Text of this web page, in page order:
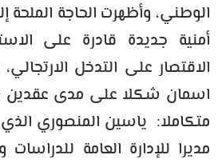
الوطني، وأظهرت الحاجة الملحة
أمنية جديدة قادرة على
الاقتصار على التدخل
اسمان شكلا على مدى عقدين من